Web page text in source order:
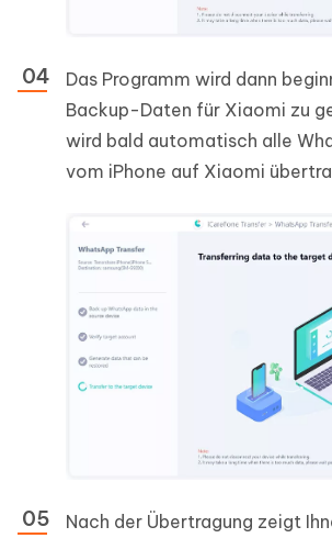
Das Programm wird dann
Backup-Daten für Xiaomi zu
wird bald automatisch alle
vom iPhone auf Xiaomi
Nach der Übertragung zeigt